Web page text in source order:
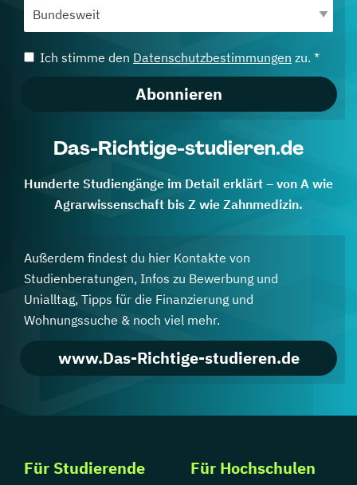
Ich stimme den Datenschutzbestimmungen zu. *
Abonnieren
Das-Richtige-studieren.de
Hunderte Studiengänge im Detail erklärt – von A wie
Agrarwissenschaft bis Z wie Zahnmedizin.
Außerdem findest du hier Kontakte von
Studienberatungen, Infos zu Bewerbung und
Unialltag, Tipps für die Finanzierung und
Wohnungssuche & noch viel mehr.
www.Das-Richtige-studieren.de
Für Studierende Für Hochschulen